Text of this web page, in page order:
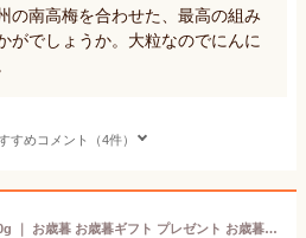
の南高梅を合わせた、最高の組み
がでしょうか。大粒なのでにんに
すめコメント（4件）
国産大粒梅にんにく 200g ｜ お歳暮 お歳暮ギフト プレゼント お歳暮ギフト お中元 ギフト プレゼント お中元 ギフト 梅干し 紀州南高梅 母の日 敬老の日